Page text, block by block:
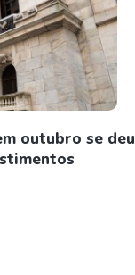
outubro se deu